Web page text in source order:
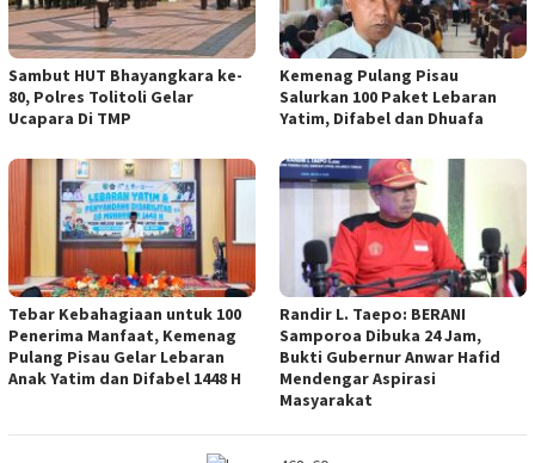
Sambut HUT Bhayangkara ke-
80, Polres Tolitoli Gelar
Ucapara Di TMP
Kemenag Pulang Pisau
Salurkan 100 Paket Lebaran
Yatim, Difabel dan Dhuafa
Tebar Kebahagiaan untuk 100
Penerima Manfaat, Kemenag
Pulang Pisau Gelar Lebaran
Anak Yatim dan Difabel 1448 H
Randir L. Taepo: BERANI
Samporoa Dibuka 24 Jam,
Bukti Gubernur Anwar Hafid
Mendengar Aspirasi
Masyarakat